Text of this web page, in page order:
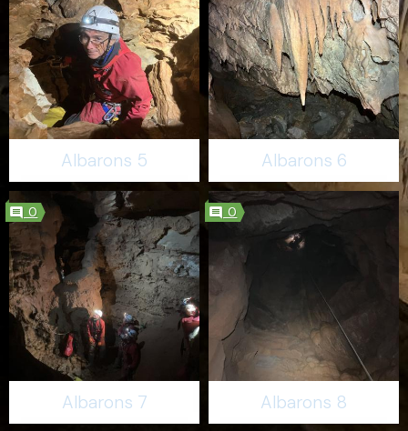
Albarons 5 Albarons 6
0
Albarons 7
0
Albarons 8